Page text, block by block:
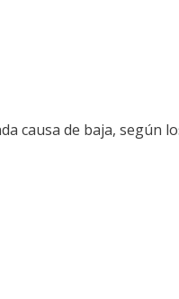
causa de baja, según